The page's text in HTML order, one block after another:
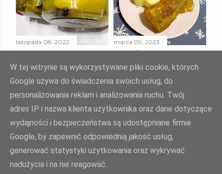
listopada 08, 2022
PAPRYKA ZIELONA
W ZALEWIE
SŁODKO - KWAŚNEJ
Udostępnij Prześlij komentarz
marca 09, 2023
SMAŻONY
MORSZCZUK
TUSZKA
Udostępnij Prześlij komentarz
Agnieszka Żuk - Swojskie jedzonko, domowa kuchnia Agi
polityka prywatności| opiekun bloga:
W tej witrynie są wykorzystywane pliki cookie, których
Google używa do świadczenia swoich usług, do
personalizowania reklam i analizowania ruchu. Twój
adres IP i nazwa klienta użytkownika oraz dane dotyczące
wydajności i bezpieczeństwa są udostępniane firmie
Google, by zapewnić odpowiednią jakość usług,
generować statystyki użytkowania oraz wykrywać
nadużycia i na nie reagować.